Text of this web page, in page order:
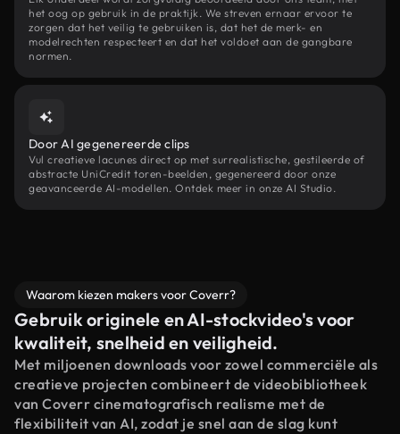
het oog op gebruik in de praktijk. We streven ernaar ervoor te
zorgen dat het veilig te gebruiken is, dat het de merk- en
modelrechten respecteert en dat het voldoet aan de gangbare
normen.
Door AI gegenereerde clips
Vul creatieve lacunes direct op met surrealistische, gestileerde of
abstracte UniCredit toren-beelden, gegenereerd door onze
geavanceerde AI-modellen. Ontdek meer in onze AI Studio.
Waarom kiezen makers voor Coverr?
Gebruik originele en AI-stockvideo's voor
kwaliteit, snelheid en veiligheid.
Met miljoenen downloads voor zowel commerciële als
creatieve projecten combineert de videobibliotheek
van Coverr cinematografisch realisme met de
flexibiliteit van AI, zodat je snel aan de slag kunt